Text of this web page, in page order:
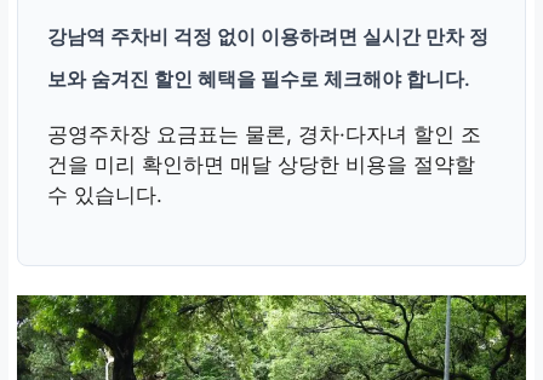
강남역 주차비 걱정 없이 이용하려면 실시간 만차 정
보와 숨겨진 할인 혜택을 필수로 체크해야 합니다.
공영주차장 요금표는 물론, 경차·다자녀 할인 조
건을 미리 확인하면 매달 상당한 비용을 절약할
수 있습니다.